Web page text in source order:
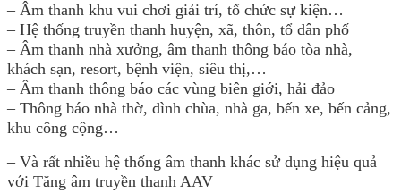
– Âm thanh khu vui chơi giải trí, tổ chức sự kiện…
– Hệ thống truyền thanh huyện, xã, thôn, tổ dân phố
– Âm thanh nhà xưởng, âm thanh thông báo tòa nhà,
khách sạn, resort, bệnh viện, siêu thị,…
– Âm thanh thông báo các vùng biên giới, hải đảo
– Thông báo nhà thờ, đình chùa, nhà ga, bến xe, bến cảng,
khu công cộng…
– Và rất nhiều hệ thống âm thanh khác sử dụng hiệu quả
với Tăng âm truyền thanh AAV